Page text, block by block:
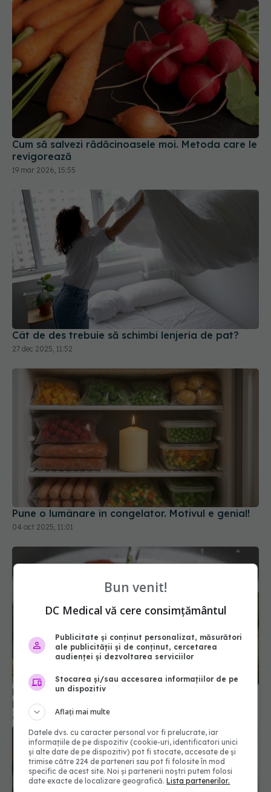
Cum să salvezi rădăcinoasele moi. Metoda care le
revigorează
19 mar 2026, 15:55
Cât de des trebuie să schimbi lenjeria de pat?
27 dec 2025, 11:52
Pune o lumânare în congelator. Motivul e genial!
04 oct 2025, 11:01
De ce să pui fructele și legumele în apă cu
bicarbonat înainte să le mănânci
07 feb 2026, 18:25
Bun venit!
DC Medical vă cere consimțământul
Publicitate și conținut personalizat, măsurători
ale publicității și de conținut, cercetarea
audienței și dezvoltarea serviciilor
Stocarea și/sau accesarea informațiilor de pe
un dispozitiv
Aflați mai multe
Datele dvs. cu caracter personal vor fi prelucrate, iar
informațiile de pe dispozitiv (cookie-uri, identificatori unici
și alte date de pe dispozitiv) pot fi stocate, accesate de și
trimise către 224 de parteneri sau pot fi folosite în mod
specific de acest site. Noi și partenerii noștri putem folosi
date exacte de localizare geografică.Lista partenerilor.